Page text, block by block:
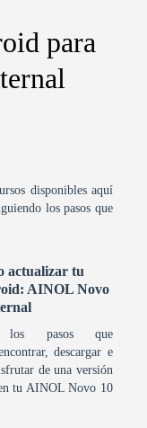
para
disponibles aquí
los pasos que
actualizar tu
AINOL Novo
los pasos que
descargar e
de una versión
tu AINOL Novo 10